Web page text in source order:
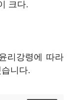
크다.
리강령에 따라
니다.